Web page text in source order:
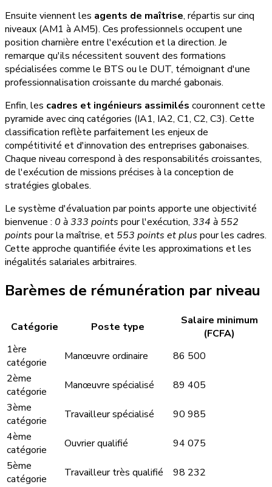
Ensuite viennent les agents de maîtrise, répartis sur cinq
niveaux (AM1 à AM5). Ces professionnels occupent une
position charnière entre l'exécution et la direction. Je
remarque qu'ils nécessitent souvent des formations
spécialisées comme le BTS ou le DUT, témoignant d'une
professionnalisation croissante du marché gabonais.
Enfin, les cadres et ingénieurs assimilés couronnent cette
pyramide avec cinq catégories (IA1, IA2, C1, C2, C3). Cette
classification reflète parfaitement les enjeux de
compétitivité et d'innovation des entreprises gabonaises.
Chaque niveau correspond à des responsabilités croissantes,
de l'exécution de missions précises à la conception de
stratégies globales.
Le système d'évaluation par points apporte une objectivité
bienvenue : 0 à 333 points pour l'exécution, 334 à 552
points pour la maîtrise, et 553 points et plus pour les cadres.
Cette approche quantifiée évite les approximations et les
inégalités salariales arbitraires.
Barèmes de rémunération par niveau
Catégorie Poste type
Salaire minimum
(FCFA)
1ère
catégorie
Manœuvre ordinaire
86 500
2ème
catégorie
Manœuvre spécialisé
89 405
3ème
catégorie
Travailleur spécialisé
90 985
4ème
catégorie
Ouvrier qualifié
94 075
5ème
catégorie
Travailleur très qualifié
98 232